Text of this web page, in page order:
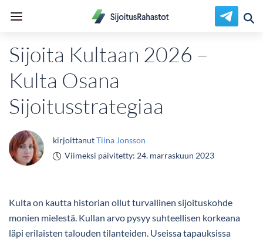
Sijoita Kultaan 2026 –
Kulta Osana
Sijoitusstrategiaa
kirjoittanutTiina Jonsson
Viimeksi päivitetty: 24. marraskuun 2023
Kulta on kautta historian ollut turvallinen sijoituskohde
monien mielestä. Kullan arvo pysyy suhteellisen korkeana
läpi erilaisten talouden tilanteiden. Useissa tapauksissa